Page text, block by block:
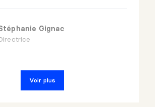
Gignac
Carlos Ruiz
Directeur
Voir plus